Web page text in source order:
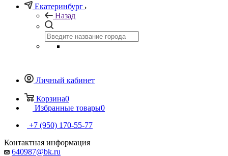
Екатеринбург
Назад
Личный кабинет
Корзина0
Избранные товары0
+7 (950) 170-55-77
Контактная информация
640987@bk.ru